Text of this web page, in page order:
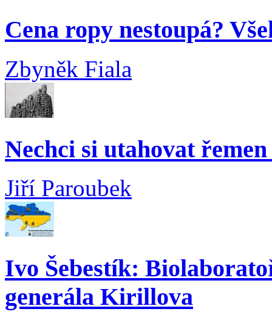
Cena ropy nestoupá?
Zbyněk Fiala
Nechci si utahovat
Jiří Paroubek
Ivo Šebestík:
generála Kirillova